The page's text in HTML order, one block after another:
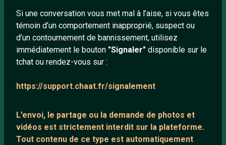
Si une conversation vous met mal à l’aise, si vous êtes
témoin d’un comportement inapproprié, suspect ou
d’un contournement de bannissement, utilisez
immédiatement le bouton "Signaler" disponible sur le
tchat ou rendez-vous sur :
https://support.chaat.fr/signalement
L’envoi, le partage ou la demande de photos et
vidéos est strictement interdit sur la plateforme.
Tout contenu de ce type est automatiquement
À PROPOS
Conditions générales
À propos
Mentions légales
Protection mineurs
Blog